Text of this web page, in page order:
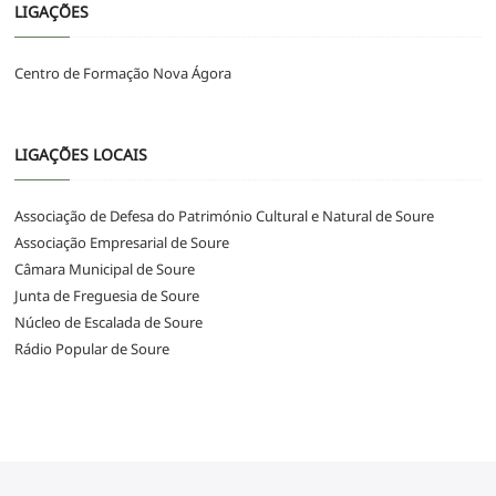
LIGAÇÕES
Centro de Formação Nova Ágora
LIGAÇÕES LOCAIS
Associação de Defesa do Património Cultural e Natural de Soure
Associação Empresarial de Soure
Câmara Municipal de Soure
Junta de Freguesia de Soure
Núcleo de Escalada de Soure
Rádio Popular de Soure